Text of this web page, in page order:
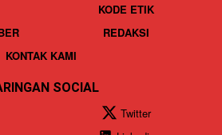
KODE ETIK
REDAKSI
KONTAK KAMI
SOCIAL
Twitter